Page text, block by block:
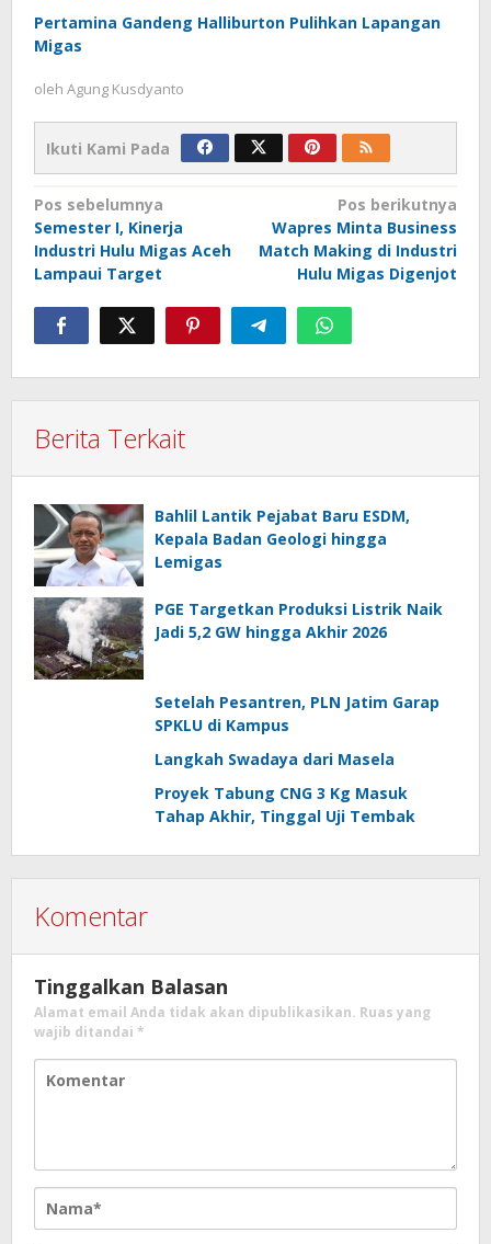
Pertamina Gandeng Halliburton Pulihkan Lapangan
Migas
oleh Agung Kusdyanto
Ikuti Kami Pada
Navigasi
pos
Pos sebelumnya
Semester I, Kinerja
Industri Hulu Migas Aceh
Lampaui Target
Pos berikutnya
Wapres Minta Business
Match Making di Industri
Hulu Migas Digenjot
Berita Terkait
Bahlil Lantik Pejabat Baru ESDM,
Kepala Badan Geologi hingga
Lemigas
PGE Targetkan Produksi Listrik Naik
Jadi 5,2 GW hingga Akhir 2026
Setelah Pesantren, PLN Jatim Garap
SPKLU di Kampus
Langkah Swadaya dari Masela
Proyek Tabung CNG 3 Kg Masuk
Tahap Akhir, Tinggal Uji Tembak
Komentar
Tinggalkan Balasan
Alamat email Anda tidak akan dipublikasikan. Ruas yang
wajib ditandai *